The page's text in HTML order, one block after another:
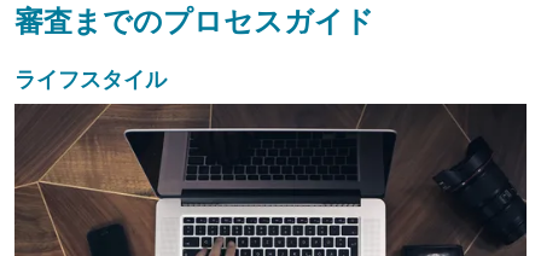
審査までのプロセスガイド
ライフスタイル